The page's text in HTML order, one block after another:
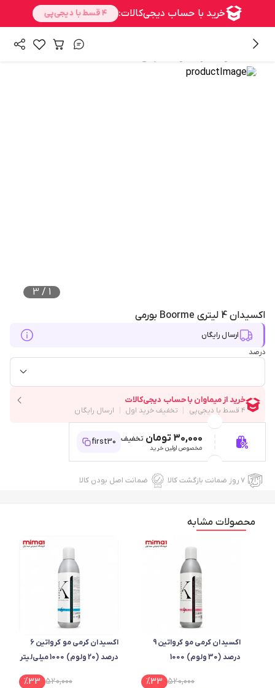
1
/
3
اکسیدان 4 لیتری Boorme بورمی
ارسال رایگان
درصد
30,000 تومان تخفیف
مخصوص اولین خرید
first30
۷ روز ضمانت بازگشت کالا ضمانت اصل بودن کالا
محصولات مشابه
اکسیدان کرمی مو کرواتین 9
درصد (30 ولوم) 1000
520,000
%33
اکسیدان کرمی مو کرواتین 6
درصد (20 ولوم) 1000 میلی‌لیتر
520,000
%33